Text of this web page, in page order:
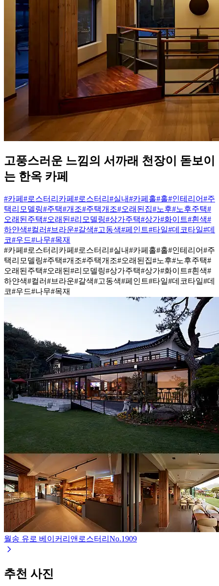
고풍스러운 느낌의 서까래 천장이 돋보이
는 한옥 카페
#카페 #로스터리카페 #로스터리 #실내#카페홀#홀#인테리어#주
택리모델링#주택#개조#주택개조#오래된집#노후#노후주택#
오래된주택#오래된 #리모델링#상가주택#상가#화이트#흰색#
하얀색#컬러#브라운#갈색#고동색#페인트#타일#데코타일#데
코#우드#나무#목재
#카페 #로스터리카페 #로스터리 #실내#카페홀#홀#인테리어#주
택리모델링#주택#개조#주택개조#오래된집#노후#노후주택#
오래된주택#오래된 #리모델링#상가주택#상가#화이트#흰색#
하얀색#컬러#브라운#갈색#고동색#페인트#타일#데코타일#데
코#우드#나무#목재
월송 유로 베이커리앤로스터리 No.1909
추천 사진